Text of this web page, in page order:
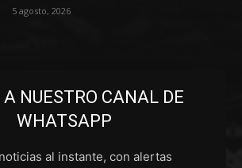
5 agosto, 2026
A NUESTRO CANAL DE
WHATSAPP
al instante, con alertas